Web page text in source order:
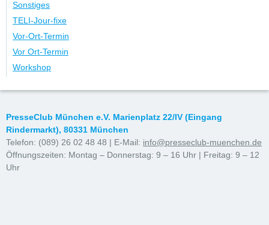
Sonstiges
TELI-Jour-fixe
Vor-Ort-Termin
Vor Ort-Termin
Workshop
PresseClub München e.V. Marienplatz 22/IV (Eingang
Rindermarkt), 80331 München
Telefon: (089) 26 02 48 48 | E-Mail: info@presseclub-muenchen.de
Öffnungszeiten: Montag – Donnerstag: 9 – 16 Uhr | Freitag: 9 – 12
Uhr